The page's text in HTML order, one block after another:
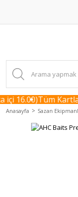
16.00)Tüm
Anasayfa Sazan